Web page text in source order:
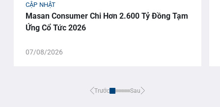
CẬP NHẬT
Masan Consumer Chi Hơn 2.600 Tỷ Đồng Tạm
Ứng Cổ Tức 2026
07/08/2026
Trước Sau